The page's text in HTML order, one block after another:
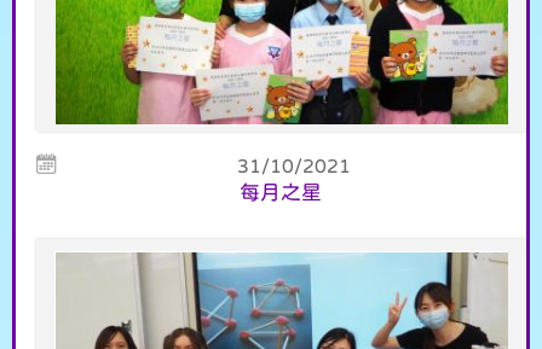
31/10/2021
每月之星